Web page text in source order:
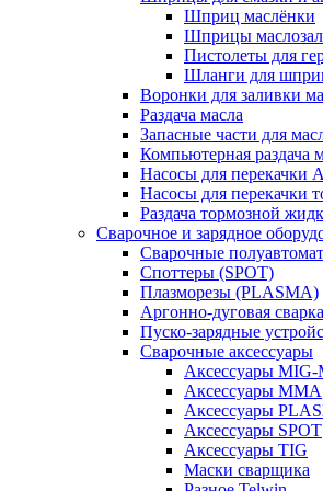
Шприц маслёнки
Шприцы
Пистолеты для
Шланги для
Воронки для заливки
Раздача масла
Запасные части для
Компьютерная раздача
Насосы для перекачки
Насосы для перекачки
Раздача тормозной
Сварочное и зарядное
Сварочные
Споттеры (SPOT)
Плазморезы (PLASMA)
Аргонно-дуговая
Пуско-зарядные
Сварочные аксессуары
Аксессуары
Аксессуары MMA
Аксессуары
Аксессуары SPOT
Аксессуары TIG
Маски сварщика